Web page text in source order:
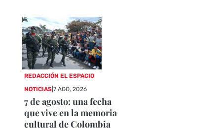
REDACCIÓN EL ESPACIO
NOTICIAS |7 AGO, 2026
7 de agosto: una fecha
que vive en la memoria
cultural de Colombia